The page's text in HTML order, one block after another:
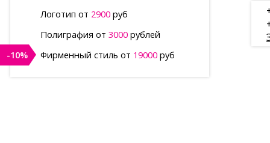
Логотип от 2900 руб
Полиграфия от 3000 рублей
-10%
Фирменный стиль от 19000 руб